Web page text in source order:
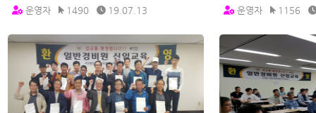
운영자
1490 19.07.13
운영자
1156